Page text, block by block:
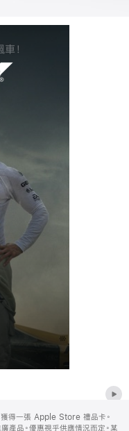
。
。竟陷入勒
中。
段難忘之
盡量不要發
有？
。
開。
！
獲得一張 Apple Store 禮品卡。
產品。優惠視乎供應情況而定。某